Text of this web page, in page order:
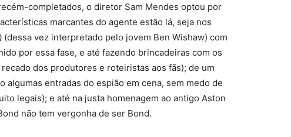
completados, o diretor Sam Mendes optou por
marcantes do agente estão lá, seja nos
vez interpretado pelo jovem Ben Wishaw) com
por essa fase, e até fazendo brincadeiras com os
dos produtores e roteiristas aos fãs); de um
algumas entradas do espião em cena, sem medo de
legais); e até na justa homenagem ao antigo Aston
não tem vergonha de ser Bond.